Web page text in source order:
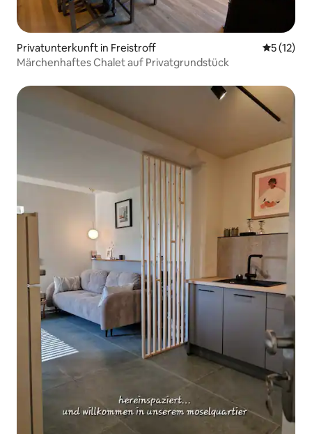
Privatunterkunft in Freistroff
5 (12)
Märchenhaftes Chalet auf Privatgrundstück